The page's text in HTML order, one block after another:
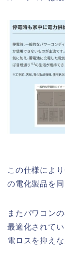
この仕様によ
の電化製品を
またパワコン
最適化されて
電ロスを抑え